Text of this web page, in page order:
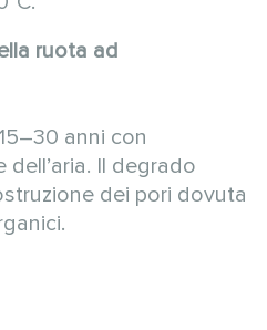
ruota ad
anni con
dell’aria. Il degrado
dei pori dovuta